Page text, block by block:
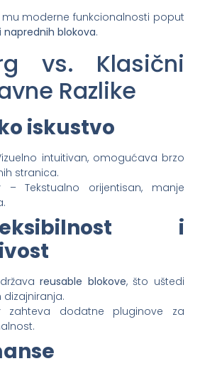
moderne funkcionalnosti poput
naprednih blokova.
vs. Klasični
Razlike
iskustvo
intuitivan, omogućava brzo
stranica.
– Tekstualno orijentisan, manje
i
reusable blokove, što uštedi
zahteva dodatne pluginove za